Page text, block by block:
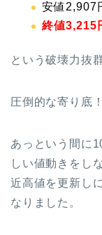
安値2,907
終値3,215
という破壊力抜
圧倒的な寄り底！
あっという間に
しい値動きをし
近高値を更新し
なりました。